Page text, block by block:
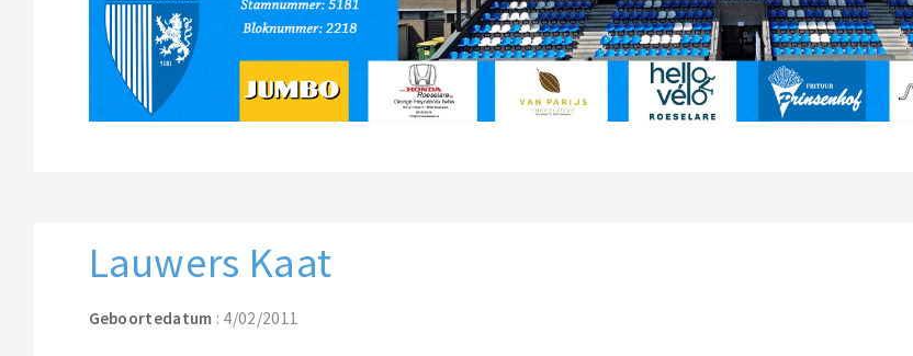
Lauwers Kaat
Geboortedatum : 4/02/2011